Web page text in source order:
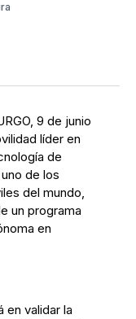
9 de junio
líder en
de
de los
del mundo,
un programa
en
en validar la